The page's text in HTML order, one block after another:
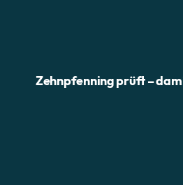
Zehnpfenning prüft –